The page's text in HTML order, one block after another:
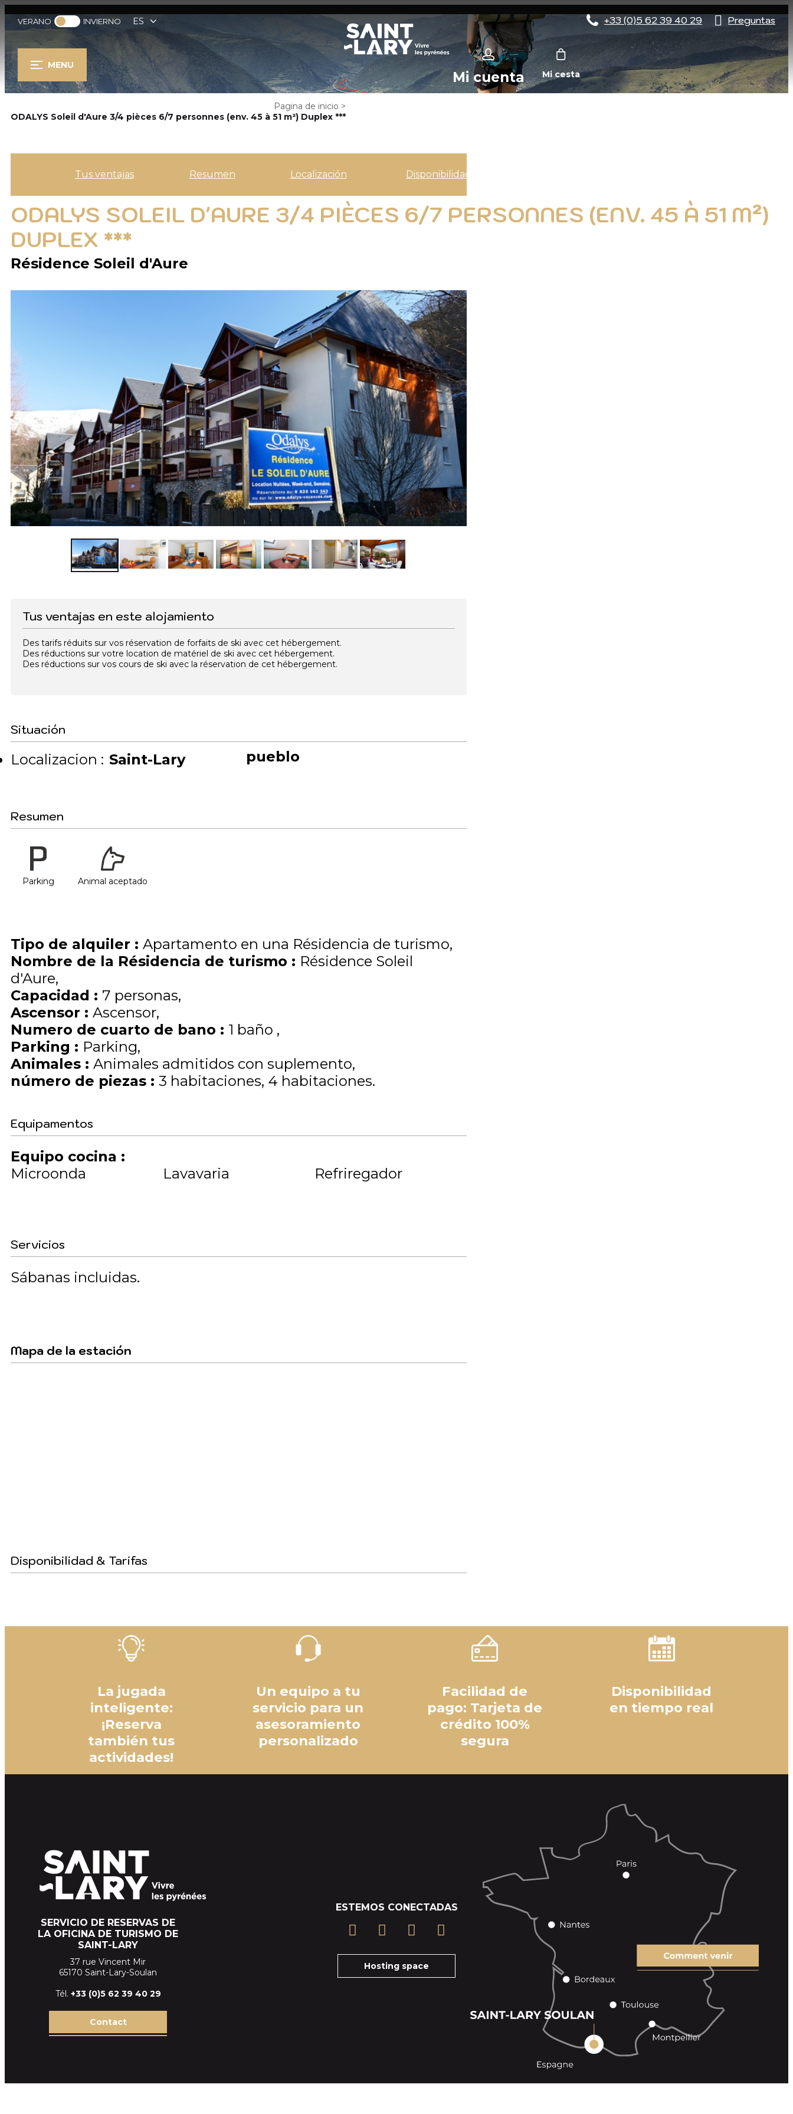
VERANO INVIERNO ES +33 (0)5 62 39 40 29 Preguntas
MENU
Mi cuenta Mi cesta
Pagina de inicio >
ODALYS Soleil d'Aure 3/4 pièces 6/7 personnes (env. 45 à 51 m²) Duplex ***
Tus ventajas Resumen Localización Disponibilidad
ODALYS SOLEIL D'AURE 3/4 PIÈCES 6/7 PERSONNES (ENV. 45 À 51 M²)
DUPLEX ***
Résidence Soleil d'Aure
Tus ventajas en este alojamiento
Des tarifs réduits sur vos réservation de forfaits de ski avec cet hébergement.
Des réductions sur votre location de matériel de ski avec cet hébergement.
Des réductions sur vos cours de ski avec la réservation de cet hébergement.
Situación
Localizacion : Saint-Lary pueblo
Resumen
Parking Animal aceptado
Tipo de alquiler : Apartamento en una Résidencia de turismo
Nombre de la Résidencia de turismo : Résidence Soleil
d'Aure
Capacidad : 7 personas
Ascensor : Ascensor
Numero de cuarto de bano : 1 baño
Parking : Parking
Animales : Animales admitidos con suplemento
número de piezas : 3 habitaciones 4 habitaciones
Equipamentos
Equipo cocina :
Microonda
Lavavaria Refriregador
Servicios
Sábanas incluidas
Mapa de la estación
Disponibilidad & Tarifas
La jugada
inteligente:
¡Reserva
también tus
actividades!
Un equipo a tu
servicio para un
asesoramiento
personalizado
Facilidad de
pago: Tarjeta de
crédito 100%
segura
Disponibilidad
en tiempo real
SERVICIO DE RESERVAS DE
LA OFICINA DE TURISMO DE
SAINT-LARY
37 rue Vincent Mir
65170 Saint-Lary-Soulan
Tél. +33 (0)5 62 39 40 29
Contact
ESTEMOS CONECTADAS
Hosting space